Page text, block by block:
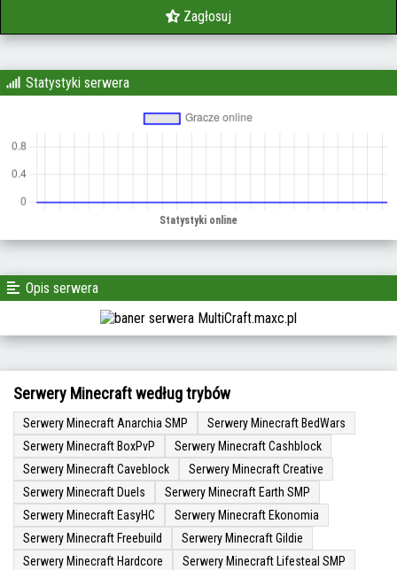
Zagłosuj
Statystyki serwera
Opis serwera
Serwery Minecraft według trybów
Serwery Minecraft Anarchia SMP
Serwery Minecraft BedWars
Serwery Minecraft BoxPvP
Serwery Minecraft Cashblock
Serwery Minecraft Caveblock
Serwery Minecraft Creative
Serwery Minecraft Duels
Serwery Minecraft Earth SMP
Serwery Minecraft EasyHC
Serwery Minecraft Ekonomia
Serwery Minecraft Freebuild
Serwery Minecraft Gildie
Serwery Minecraft Hardcore
Serwery Minecraft Lifesteal SMP